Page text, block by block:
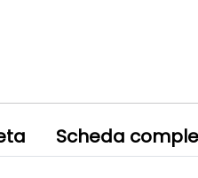
Scheda